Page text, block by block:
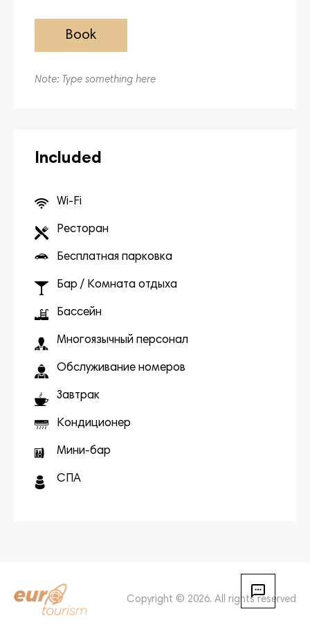
Book
Note: Type something here
Included
Wi-Fi
Ресторан
Бесплатная парковка
Бар / Комната отдыха
Бассейн
Многоязычный персонал
Обслуживание номеров
Завтрак
Кондиционер
Мини-бар
СПА
Copyright © 2026. All rights reserved